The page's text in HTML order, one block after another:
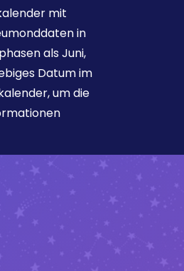
mit
in
als Juni,
Datum im
um die